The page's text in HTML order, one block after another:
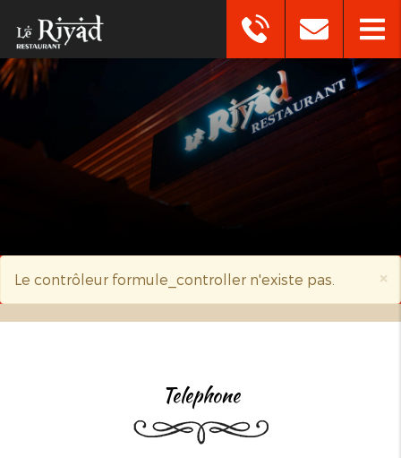
×
Le contrôleur formule_controller n'existe pas.
telephone